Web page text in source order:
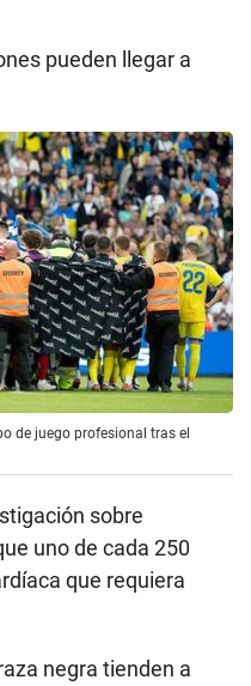
pueden llegar a
de juego profesional tras el
sobre
uno de cada 250
que requiera
negra tienden a